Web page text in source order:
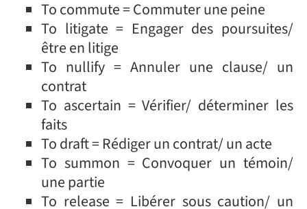
To commute = Commuter une peine
To litigate = Engager des poursuites/
être en litige
To nullify = Annuler une clause/ un
contrat
To ascertain = Vérifier/ déterminer les
faits
To draft = Rédiger un contrat/ un acte
To summon = Convoquer un témoin/
une partie
To release = Libérer sous caution/ un